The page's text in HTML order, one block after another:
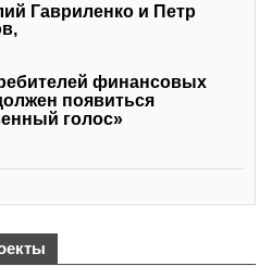
Гавриленко и Петр
финансовых
появиться
голос»